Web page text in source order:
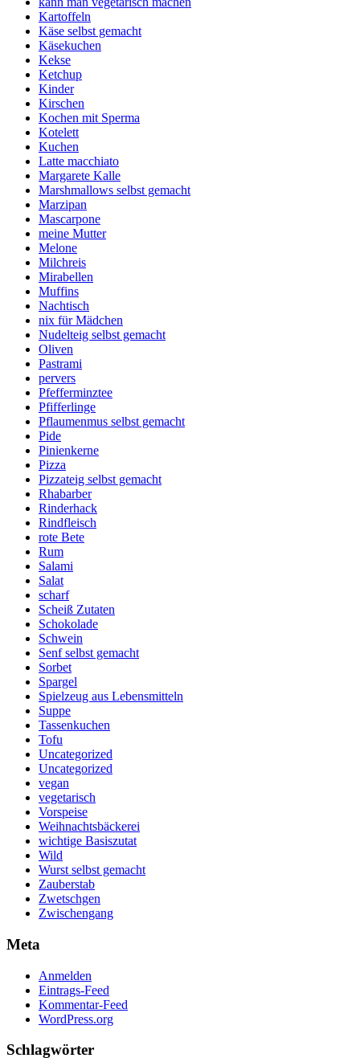
Kartoffeln
Käse selbst gemacht
Käsekuchen
Kekse
Ketchup
Kinder
Kirschen
Kochen mit Sperma
Kotelett
Kuchen
Latte macchiato
Margarete Kalle
Marshmallows selbst gemacht
Marzipan
Mascarpone
meine Mutter
Melone
Milchreis
Mirabellen
Muffins
Nachtisch
nix für Mädchen
Nudelteig selbst gemacht
Oliven
Pastrami
pervers
Pfefferminztee
Pfifferlinge
Pflaumenmus selbst gemacht
Pide
Pinienkerne
Pizza
Pizzateig selbst gemacht
Rhabarber
Rinderhack
Rindfleisch
rote Bete
Rum
Salami
Salat
scharf
Scheiß Zutaten
Schokolade
Schwein
Senf selbst gemacht
Sorbet
Spargel
Spielzeug aus Lebensmitteln
Suppe
Tassenkuchen
Tofu
Uncategorized
Uncategorized
vegan
vegetarisch
Vorspeise
Weihnachtsbäckerei
wichtige Basiszutat
Wild
Wurst selbst gemacht
Zauberstab
Zwetschgen
Zwischengang
Meta
Anmelden
Eintrags-Feed
Kommentar-Feed
WordPress.org
Schlagwörter